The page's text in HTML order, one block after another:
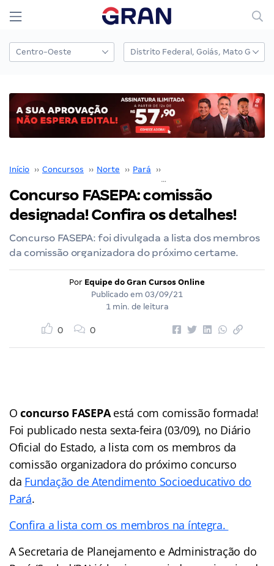
Início ›› Concursos ›› Norte ›› Pará ››
Concurso FASEPA: comissão
designada! Confira os detalhes!
Concurso FASEPA: foi divulgada a lista dos membros
da comissão organizadora do próximo certame.
Por Equipe do Gran Cursos Online
Publicado em 03/09/21
1 min. de leitura
0 0
Oconcurso FASEPAestá com comissão formada!
Foi publicado nesta sexta-feira (03/09), no Diário
Oficial do Estado, a lista com os membros da
comissão organizadora do próximo concurso
da Fundação de Atendimento Socioeducativo do
Pará.
Confira a lista com os membros na íntegra.
A Secretaria de Planejamento e Administração do